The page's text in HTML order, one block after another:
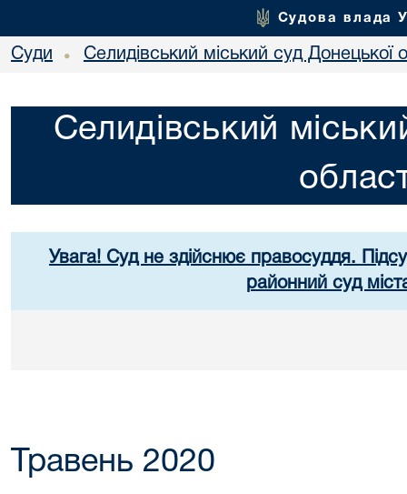
Судова влада
Суди • Селидівський міський суд Донецької
Селидівський
Увага! Суд не здійснює правосуддя.
районний суд
Травень 2020